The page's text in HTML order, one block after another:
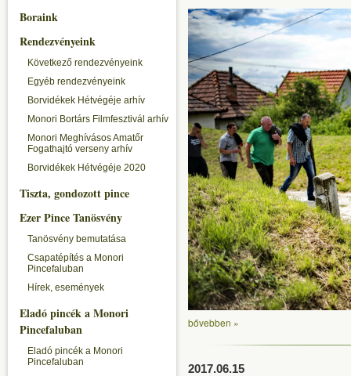
Boraink
Rendezvényeink
Következő rendezvényeink
Egyéb rendezvényeink
Borvidékek Hétvégéje arhív
Monori Bortárs Filmfesztivál arhív
Monori Meghívásos Amatőr
Fogathajtó verseny arhív
Borvidékek Hétvégéje 2020
Tiszta, gondozott pince
Ezer Pince Tanösvény
Tanösvény bemutatása
Csapatépítés a Monori
Pincefaluban
Hírek, események
Eladó pincék a Monori
Pincefaluban
Eladó pincék a Monori
Pincefaluban
bővebben »
2017.06.15